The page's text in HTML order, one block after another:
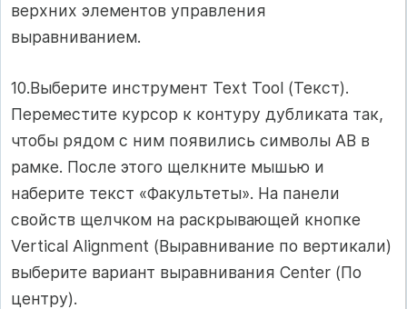
верхних элементов управления
выравниванием.
10.Выберите инструмент Text Tool (Текст).
Переместите курсор к контуру дубликата так,
чтобы рядом с ним появились символы АВ в
рамке. После этого щелкните мышью и
наберите текст «Факультеты». На панели
свойств щелчком на раскрывающей кнопке
Vertical Alignment (Выравнивание по вертикали)
выберите вариант выравнивания Center (По
центру).